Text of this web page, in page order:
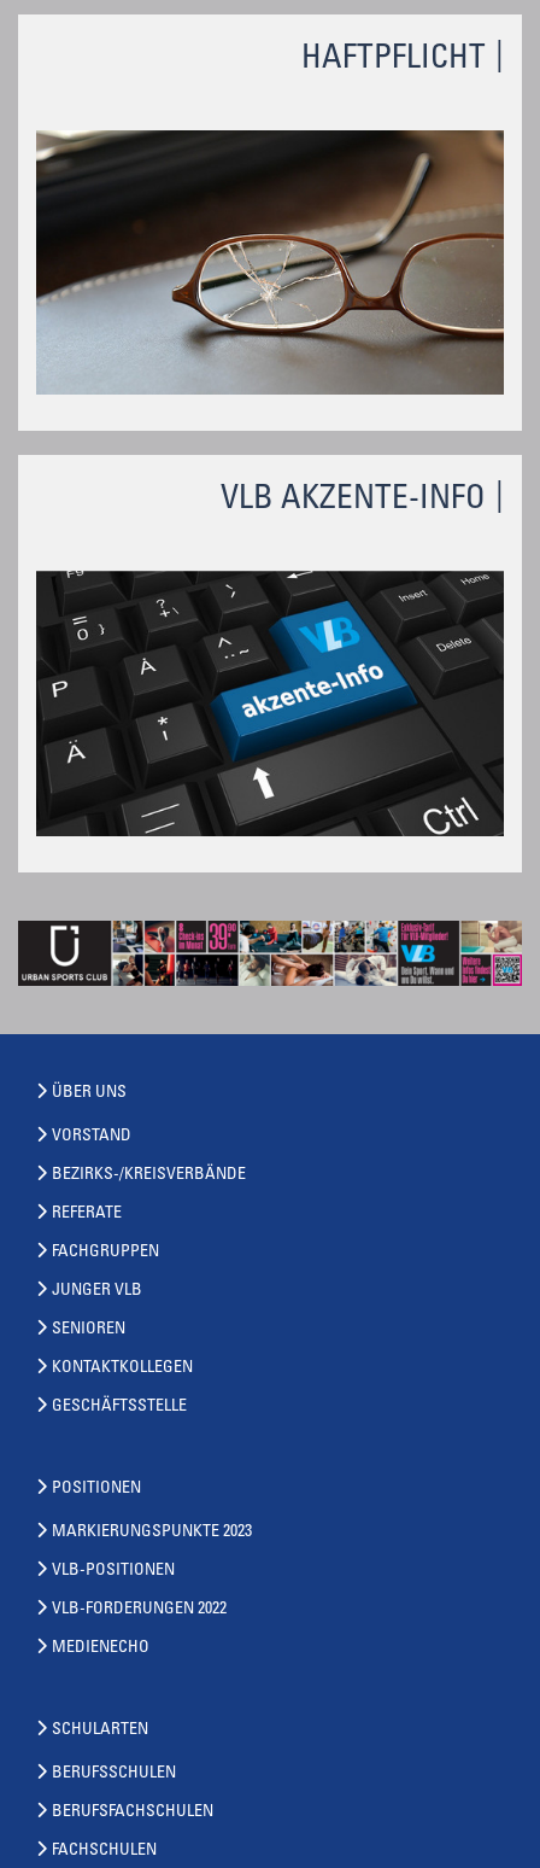
HAFTPFLICHT
VLB AKZENTE-INFO
ÜBER UNS
VORSTAND
BEZIRKS-/KREISVERBÄNDE
REFERATE
FACHGRUPPEN
JUNGER VLB
SENIOREN
KONTAKTKOLLEGEN
GESCHÄFTSSTELLE
POSITIONEN
MARKIERUNGSPUNKTE 2023
VLB-POSITIONEN
VLB-FORDERUNGEN 2022
MEDIENECHO
SCHULARTEN
BERUFSSCHULEN
BERUFSFACHSCHULEN
FACHSCHULEN